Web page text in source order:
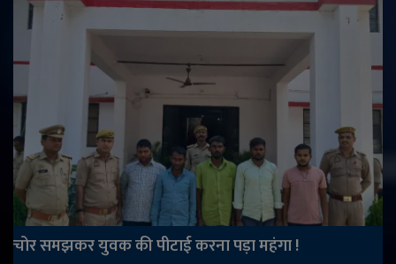
चोर समझकर युवक की पीटाई करना पड़ा महंगा !